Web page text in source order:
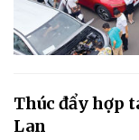
Thúc đẩy hợp
Lan